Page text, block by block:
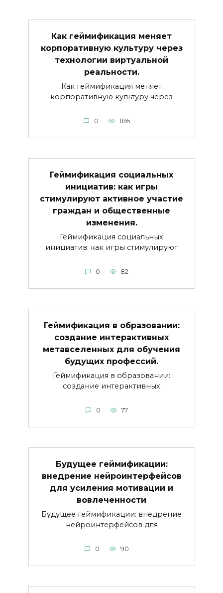
Как геймификация меняет
корпоративную культуру через
технологии виртуальной
реальности.
Как геймификация меняет
корпоративную культуру через
0 186
Геймификация социальных
инициатив: как игры
стимулируют активное участие
граждан и общественные
изменения.
Геймификация социальных
инициатив: как игры стимулируют
0 82
Геймификация в образовании:
создание интерактивных
метавселенных для обучения
будущих профессий.
Геймификация в образовании:
создание интерактивных
0 77
Будущее геймификации:
внедрение нейроинтерфейсов
для усиления мотивации и
вовлеченности
Будущее геймификации: внедрение
нейроинтерфейсов для
0 90